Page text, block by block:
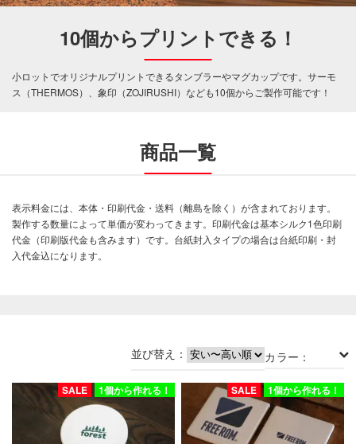
グ
筒
ラ
ー
ラ
ン
ー
10個からプリントできる！
小ロットでオリジナルプリントできるタンブラーやマグカップです。サーモ
ス（THERMOS）、象印（ZOJIRUSHI）なども10個からご製作可能です！
商品一覧
表示料金には、本体・印刷代金・送料（離島を除く）が含まれております。
製作する数量によって単価が変わってきます。印刷代金は基本シルク1色印刷
代金（印刷版代金も含みます）です。台紙封入タイプの場合は台紙印刷・封
入代金込になります。
並び替え： カラー：
SALE 1個から作れる！ SALE 1個から作れる！